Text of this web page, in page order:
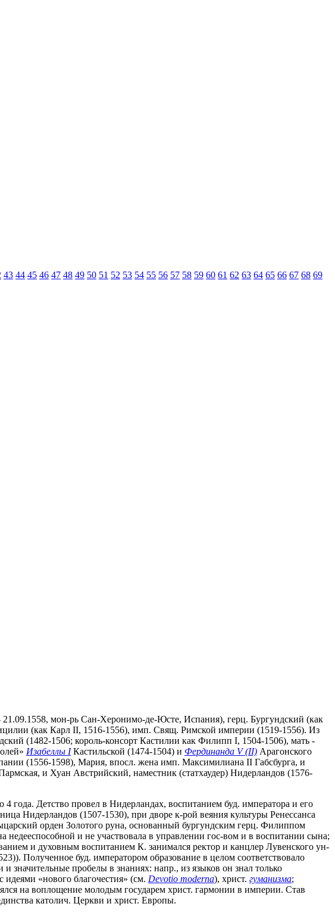
43 44 45 46 47 48 49 50 51 52 53 54 55 56 57 58 59 60 61 62 63 64 65 66 67 68 69
мон-рь Сан-Херонимо-де-Юсте, Испания), герц. Бургундский (как
(как Карл II, 1516-1556), имп. Свящ. Римской империи (1519-1556). Из
(1482-1506; король-консорт Кастилии как Филипп I, 1504-1506), мать -
Изабеллы IКастильской (1474-1504) и Фердинанда V (II) Арагонского
(1556-1598), Мария, впосл. жена имп. Максимилиана II Габсбурга, и
и Хуан Австрийский, наместник (статхаудер) Нидерландов (1576-
года. Детство провел в Нидерландах, воспитанием буд. императора и его
Нидерландов (1507-1530), при дворе к-рой веяния культуры Ренессанса
орден Золотого руна, основанный бургундским герц. Филиппом
и не участвовала в управлении гос-вом и в воспитании сына;
и духовным воспитанием К. занимался ректор и канцлер Лувенского ун-
Полученное буд. императором образование в целом соответствовало
значительные пробелы в знаниях: напр., из языков он знал только
«нового благочестия» (см. Devotio moderna), христ. гуманизма;
на воплощение молодым государем христ. гармонии в империи. Став
католич. Церкви и христ. Европы.